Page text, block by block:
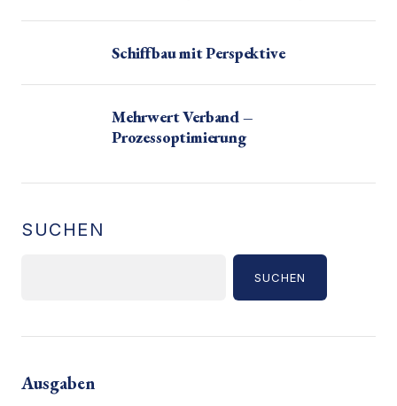
Schiffbau mit Perspektive
Mehrwert Verband –
Prozessoptimierung
SUCHEN
SUCHEN
Ausgaben